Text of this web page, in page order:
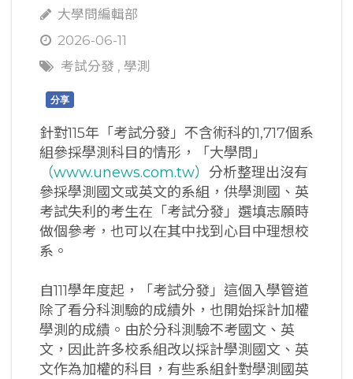
大學問編輯部
2026-06-11
考試分發 , 學測
分享
針對115年「考試分發」不含術科的1,717個系
組參採學測科目的情形，「大學問」
（www.unews.com.tw） 分析整理出沒有
參採學測國文或英文的系組，供學測國、英
考試失利的考生在「考試分發」選填志願時
做個參考，也可以在其中找到心目中理想校
系。
自111學年度起，「考試分發」這個入學管道
除了看分科測驗的成績外，也開始採計加權
學測的成績。由於分科測驗不考國文、英
文，因此許多校系組改以採計學測國文、英
文作為加權的科目，有些系組針對學測國英